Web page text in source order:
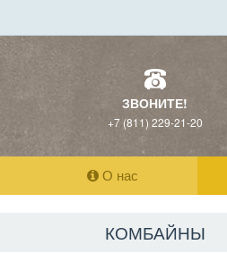
ЗВОНИТЕ!
+7 (811) 229-21-20
О нас
КОМБАЙНЫ